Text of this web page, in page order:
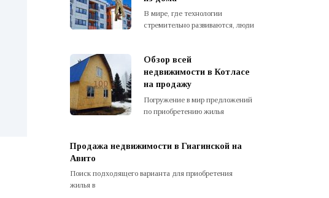
В мире, где технологии
стремительно развиваются, люди
Обзор всей
недвижимости в Котласе
на продажу
Погружение в мир предложений
по приобретению жилья
Продажа недвижимости в Гиагинской на
Авито
Поиск подходящего варианта для приобретения
жилья в